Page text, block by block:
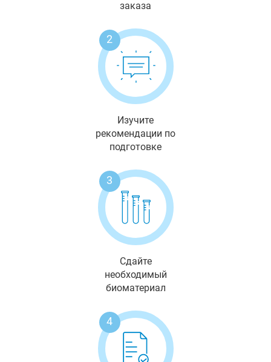
заказа
2
Изучите
рекомендации по
подготовке
3
Сдайте
необходимый
биоматериал
4